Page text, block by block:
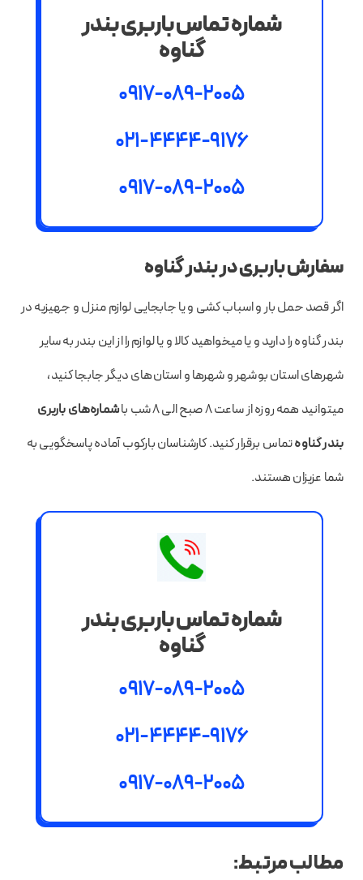
شماره تماس باربری بندر
گناوه
0917-089-2005
021-4444-9176
0917-089-2005
سفارش باربری در بندر گناوه
اگر قصد حمل بار و اسباب کشی و یا جابجایی لوازم منزل و جهیزیه در
بندر گناوه را دارید و یا میخواهید کالا و یا لوازم را از این بندر به سایر
شهرهای استان بوشهر و شهرها و استان‌های دیگر جابجا کنید،
میتوانید همه روزه از ساعت 8 صبح الی 8 شب با
شماره‌های باربری
بندر گناوهتماس برقرار کنید. کارشناسان بارکوب آماده پاسخگویی به
شما عزیزان هستند.
شماره تماس باربری بندر
گناوه
0917-089-2005
021-4444-9176
0917-089-2005
مطالب مرتبط: